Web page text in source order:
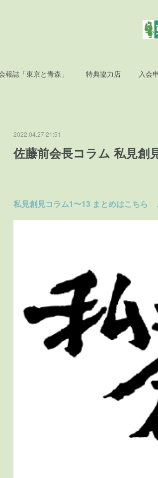
報誌「東京と青森」 特典協力店 入会
2022.04.27 21:51
佐藤前会長コラム 私見創
私見創見コラム1〜13 まとめはこちら